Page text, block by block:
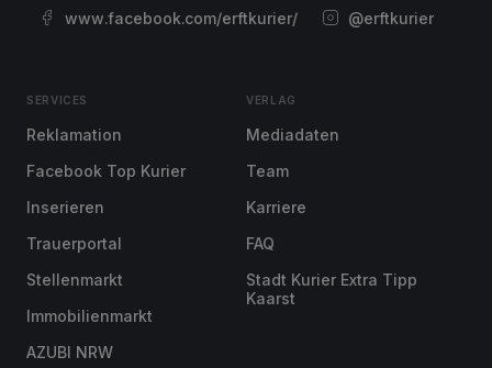
www.facebook.com/erftkurier/ @erftkurier
SERVICES
Reklamation
Facebook Top Kurier
Inserieren
Trauerportal
Stellenmarkt
Immobilienmarkt
AZUBI NRW
VERLAG
Mediadaten
Team
Karriere
FAQ
Stadt Kurier Extra Tipp
Kaarst